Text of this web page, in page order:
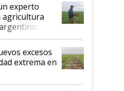
experto
agricultura
excesos
extrema en